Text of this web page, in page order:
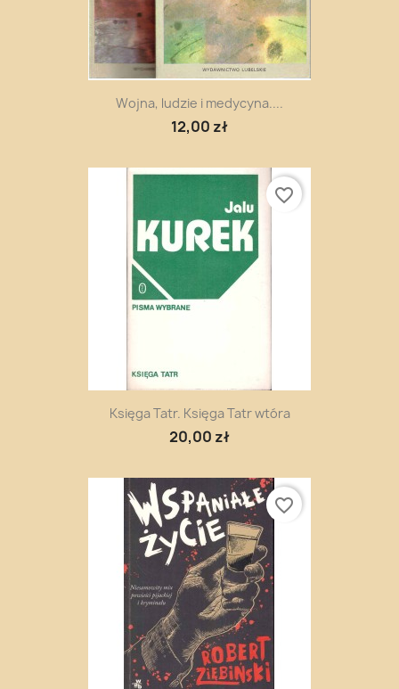
Wojna, ludzie i medycyna....
12,00 zł
Księga Tatr. Księga Tatr wtóra
20,00 zł
favorite_border
favorite_border